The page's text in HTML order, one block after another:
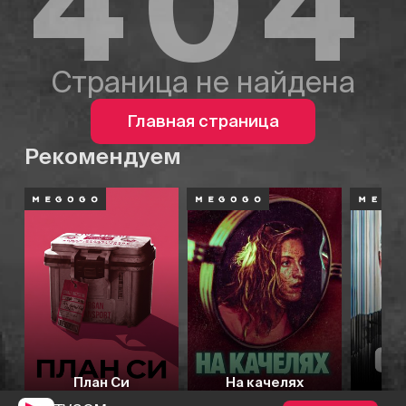
Страница не найдена
Главная страница
Рекомендуем
План Си На качелях